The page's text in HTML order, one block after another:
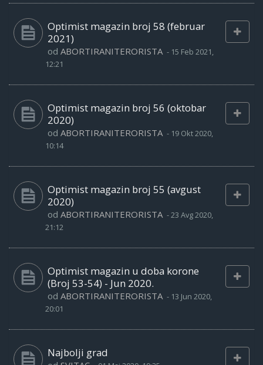
Optimist magazin broj 58 (februar
2021)
od ABORTIRANITERORISTA - 15 Feb 2021,
12:21
Optimist magazin broj 56 (oktobar
2020)
od ABORTIRANITERORISTA - 19 Okt 2020,
10:14
Optimist magazin broj 55 (avgust
2020)
od ABORTIRANITERORISTA -23 Avg 2020,
21:12
Optimist magazin u doba korone
(Broj 53-54) - Jun 2020.
od ABORTIRANITERORISTA - 13 Jun 2020,
20:01
Najbolji grad